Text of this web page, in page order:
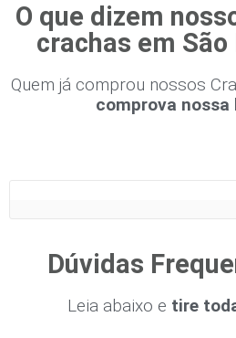
O que dizem
crachas em São
Quem já comprou nossos
comprova nossa
Dúvidas
Leia abaixo e tire